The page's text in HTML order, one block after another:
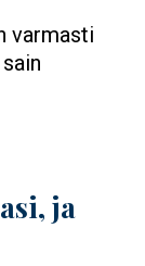
varmasti
ja